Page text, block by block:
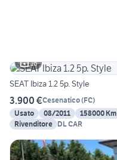
16
SEAT Ibiza 1.2 5p. Style
3.900 €Cesenatico(FC)
Usato
08/2011 158000 Km
Rivenditore DL CAR